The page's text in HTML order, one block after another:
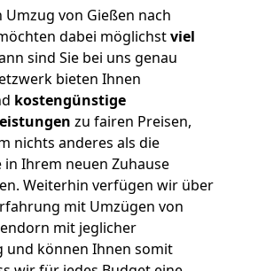
Umzug von Gießen nach
dabei möglichstviel
sind Sie bei uns genau
bieten Ihnen
kostengünstige
zu fairen Preisen,
nichts anderes als die
Ihrem neuen Zuhause
Weiterhin verfügen wir über
mit Umzügen von
mit jeglicher
und können Ihnen somit